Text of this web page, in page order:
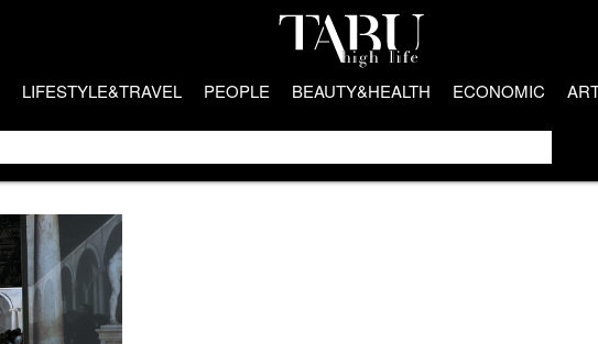
LIFESTYLE&TRAVEL PEOPLE BEAUTY&HEALTH ECONOMIC